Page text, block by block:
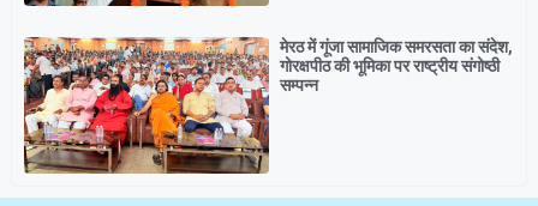
मेरठ में गूंजा सामाजिक समरसता का संदेश,
गोरक्षपीठ की भूमिका पर राष्ट्रीय संगोष्ठी
सम्पन्न